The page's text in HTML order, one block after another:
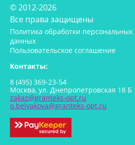
© 2012-2026
Все права защищены
Политика обработки персональных
данных
Пользовательское соглашение
Контакты:
8 (495) 369-23-54
Москва, ул. Днепропетровская 18 Б
zakaz@granteks-opt.ru
o.belyakova@granteks-opt.ru